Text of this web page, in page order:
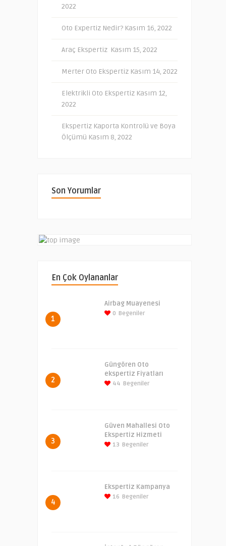
2022
Oto Expertiz Nedir? Kasım 16, 2022
Araç Ekspertiz Kasım 15, 2022
Merter Oto Ekspertiz Kasım 14, 2022
Elektrikli Oto Ekspertiz Kasım 12,
2022
Ekspertiz Kaporta Kontrolü ve Boya
Ölçümü Kasım 8, 2022
Son Yorumlar
En Çok Oylananlar
1
Airbag Muayenesi
0 Begeniler
2
Güngören Oto
ekspertiz Fiyatları
44 Begeniler
3
Güven Mahallesi Oto
Ekspertiz Hizmeti
13 Begeniler
4
Ekspertiz Kampanya
16 Begeniler